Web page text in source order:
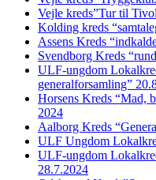
Vejle kreds”Tur til
Kolding kreds
Assens Kreds
Svendborg Kreds
ULF-ungdom
generalforsamling”
Horsens Kreds “Mad,
2024
Aalborg Kreds
ULF Ungdom
ULF-ungdom
28.7.2024